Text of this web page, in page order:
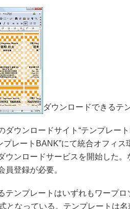
ダウンロードできるテ
ウンロードサイト“テンプレー
レートBANK”にて統合オフィス
ウンロードサービスを開始した
員登録が必要。
ンプレートはいずれもワープロ
となっている。テンプレートは